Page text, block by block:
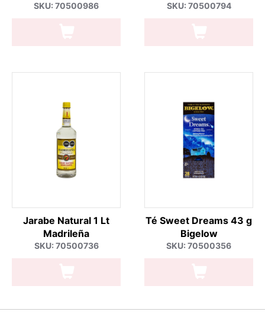
SKU: 70500986 SKU: 70500794
Jarabe Natural 1 Lt
Madrileña
SKU: 70500736
Té Sweet Dreams 43 g
Bigelow
SKU: 70500356